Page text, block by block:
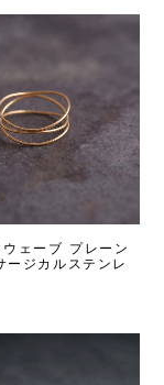
ェーブ プレーン
ジカルステンレ